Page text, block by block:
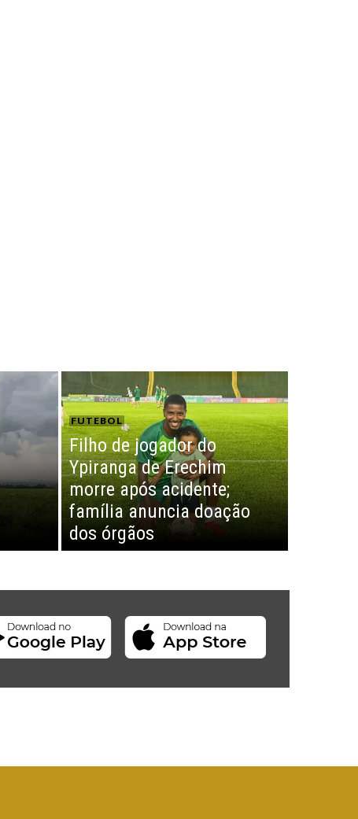
FUTEBOL
Filho de jogador do
Ypiranga de Erechim
morre após acidente;
família anuncia doação
dos órgãos